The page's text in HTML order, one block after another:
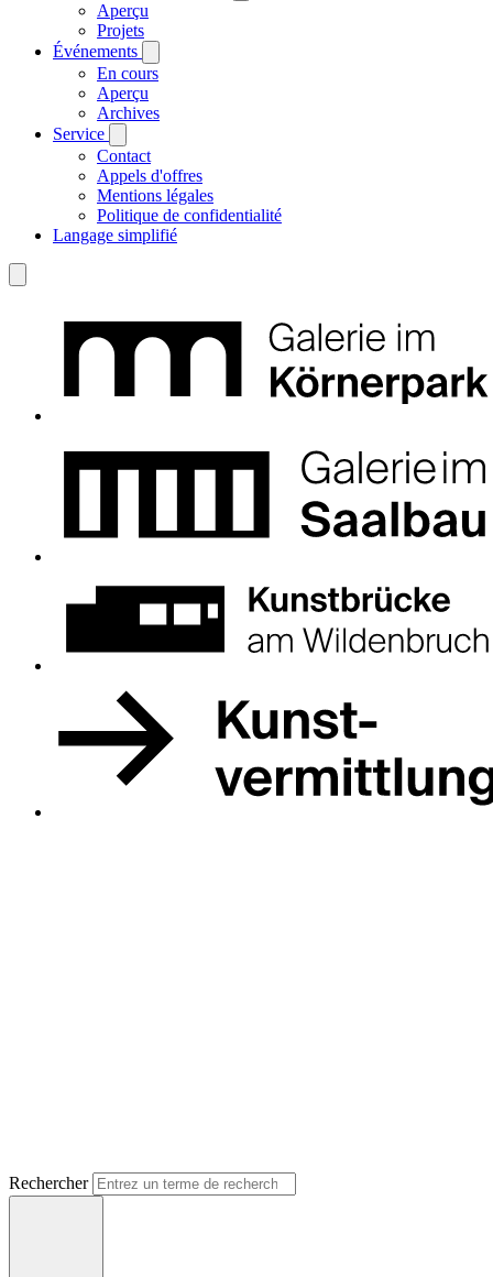
Aperçu
Projets
Événements
En cours
Aperçu
Archives
Service
Contact
Appels d'offres
Mentions légales
Politique de confidentialité
Langage simplifié
Rechercher